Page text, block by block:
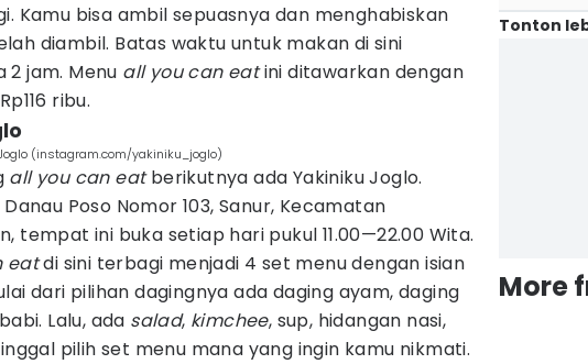
Kamu bisa ambil sepuasnya dan menghabiskan
diambil. Batas waktu untuk makan di sini
2 jam. Menu all you can eatini ditawarkan dengan
ribu.
(instagram.com/yakiniku_joglo)
all you can eatberikutnya ada Yakiniku Joglo.
Poso Nomor 103, Sanur, Kecamatan
tempat ini buka setiap hari pukul 11.00—22.00 Wita.
eatdi sini terbagi menjadi 4 set menu dengan isian
dari pilihan dagingnya ada daging ayam, daging
Lalu, ada salad, kimchee, sup, hidangan nasi,
pilih set menu mana yang ingin kamu nikmati.
Tonton
More